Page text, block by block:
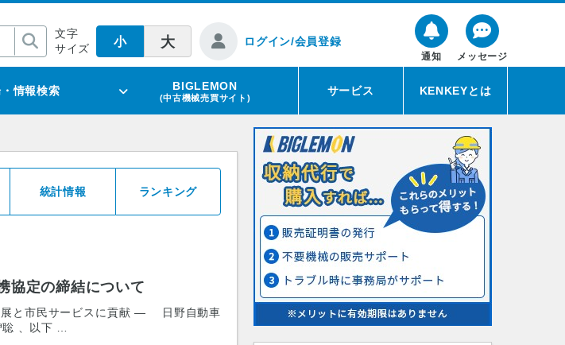
通知 メッセージ
文字
サイズ
小 大 ログイン/会員登録
情報検索 BIGLEMON
(中古機械売買サイト)
サービス KENKEYとは
統計情報 ランキング
協定の締結について
展と市民サービスに貢献 ― 日野自動車
、以下 …